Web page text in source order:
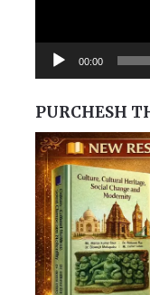
00:00
PURCHESH